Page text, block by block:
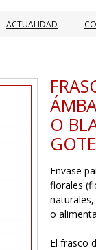
ACTUALIDAD
O
Envase
florales
o
El frasco